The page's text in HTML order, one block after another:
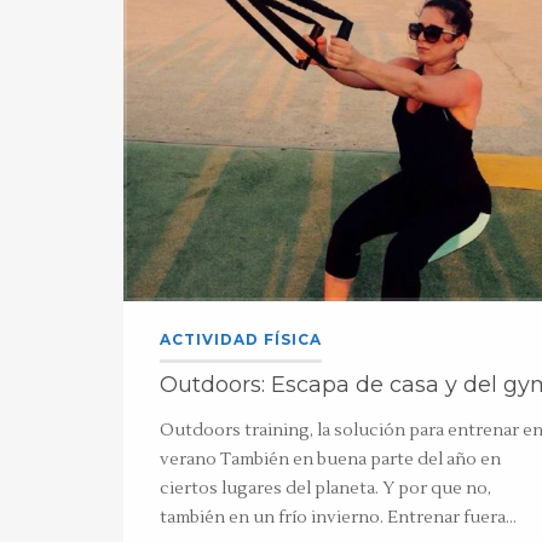
ACTIVIDAD FÍSICA
Outdoors: Escapa de casa y del
Outdoors training, la solución para entrenar en
verano También en buena parte del año en
ciertos lugares del planeta. Y por que no,
también en un frío invierno. Entrenar fuera…